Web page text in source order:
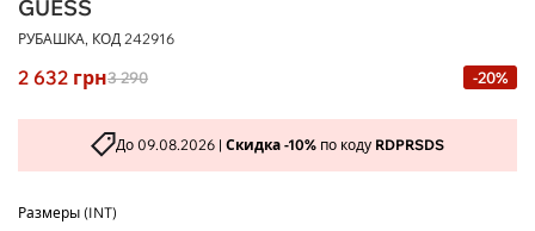
GUESS
РУБАШКА, КОД 242916
2 632 грн3 290 -20%
До 09.08.2026 | Скидка -10% по коду RDPRSDS
Размеры (INT)